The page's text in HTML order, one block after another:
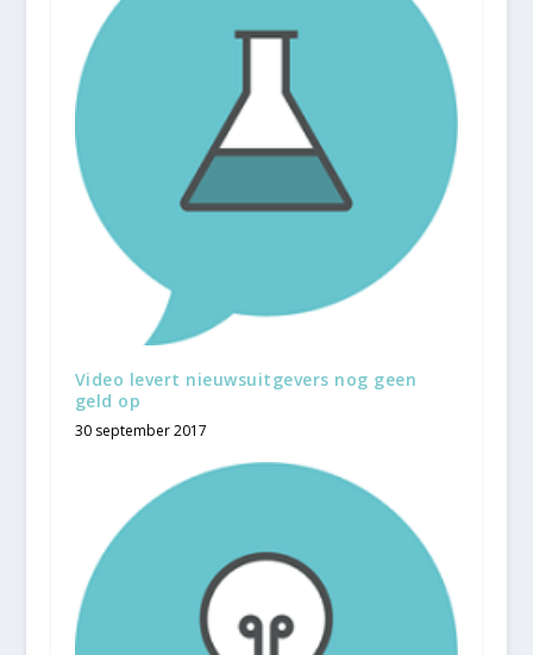
Video levert nieuwsuitgevers nog geen
geld op
30 september 2017